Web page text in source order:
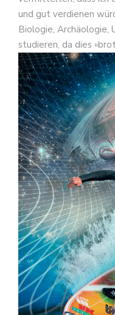
und gut verdienen
Biologie, Archäologie,
studieren, da dies